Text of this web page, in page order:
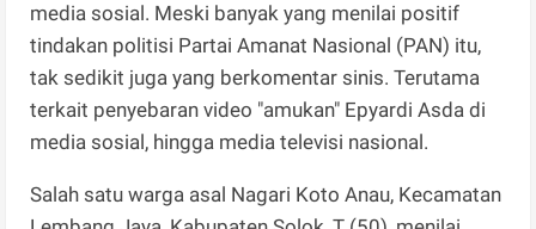
media sosial. Meski banyak yang menilai positif
tindakan politisi Partai Amanat Nasional (PAN) itu,
tak sedikit juga yang berkomentar sinis. Terutama
terkait penyebaran video "amukan" Epyardi Asda di
media sosial, hingga media televisi nasional.
Salah satu warga asal Nagari Koto Anau, Kecamatan